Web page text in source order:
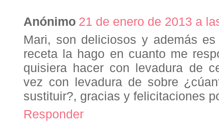
Anónimo 21 de enero de 2013 a
Mari, son deliciosos y además
receta la hago en cuanto me
quisiera hacer con levadura de
vez con levadura de sobre
sustituir?, gracias y felicitaciones
Responder